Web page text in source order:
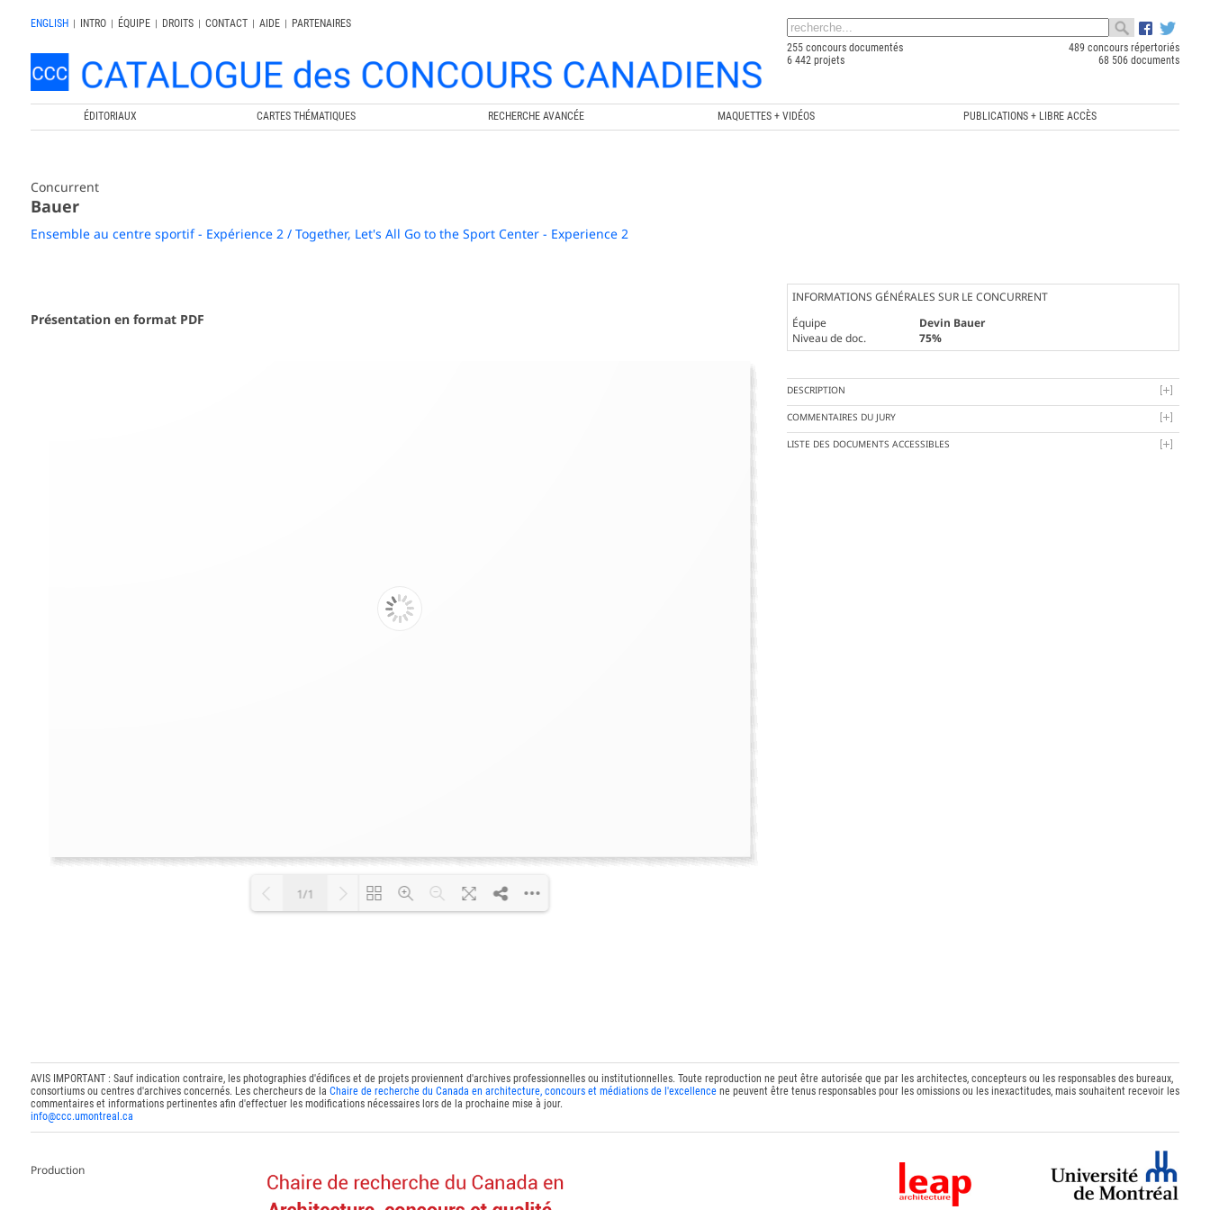
ENGLISH | INTRO | ÉQUIPE | DROITS | CONTACT | AIDE |
PARTENAIRES
255 concours documentés
489 concours répertoriés
6 442 projets
68 506 documents
ÉDITORIAUX CARTES THÉMATIQUES RECHERCHE AVANCÉE MAQUETTES + VIDÉOS PUBLICATIONS + LIBRE ACCÈS
Concurrent
Bauer
Ensemble au centre sportif - Expérience 2 / Together, Let's All Go to the Sport Center - Experience 2
Présentation en format PDF
1/1
INFORMATIONS GÉNÉRALES SUR LE CONCURRENT
Équipe
Devin Bauer
Niveau de doc.
75%
DESCRIPTION
COMMENTAIRES DU JURY
LISTE DES DOCUMENTS ACCESSIBLES
AVIS IMPORTANT : Sauf indication contraire, les photographies d'édifices et de projets proviennent d'archives professionnelles ou institutionnelles. Toute reproduction ne peut être autorisée que par les architectes, concepteurs ou les responsables des bureaux,
consortiums ou centres d'archives concernés. Les chercheurs de la Chaire de recherche du Canada en architecture, concours et médiations de l'excellencene peuvent être tenus responsables pour les omissions ou les inexactitudes, mais souhaitent recevoir les
commentaires et informations pertinentes afin d'effectuer les modifications nécessaires lors de la prochaine mise à jour.
info@ccc.umontreal.ca
Production